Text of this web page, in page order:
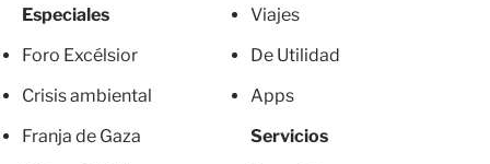
Especiales
Foro Excélsior
Crisis ambiental
Franja de Gaza
Viajes
De Utilidad
Apps
Servicios